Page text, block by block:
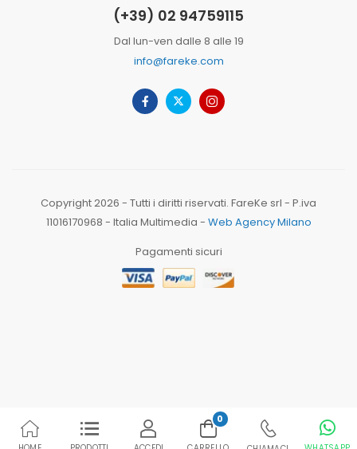
(+39) 02 94759115
Dal lun-ven dalle 8 alle 19
info@fareke.com
Copyright 2026 - Tutti i diritti riservati. FareKe srl - P.iva
11016170968 - Italia Multimedia - Web Agency Milano
Pagamenti sicuri
0